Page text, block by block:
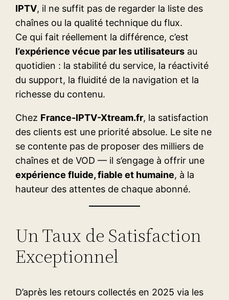
IPTV, il ne suffit pas de regarder la liste des
chaînes ou la qualité technique du flux.
Ce qui fait réellement la différence, c’est
l’expérience vécue par les utilisateurs au
quotidien : la stabilité du service, la réactivité
du support, la fluidité de la navigation et la
richesse du contenu.
Chez France-IPTV-Xtream.fr, la satisfaction
des clients est une priorité absolue. Le site ne
se contente pas de proposer des milliers de
chaînes et de VOD — il s’engage à offrir une
expérience fluide, fiable et humaine, à la
hauteur des attentes de chaque abonné.
Un Taux de Satisfaction
Exceptionnel
D’après les retours collectés en 2025 via les